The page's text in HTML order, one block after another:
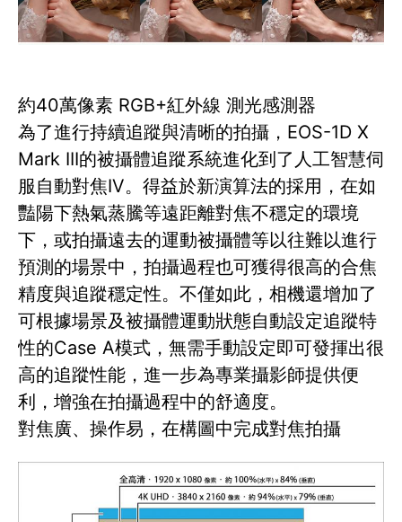
約40萬像素 RGB+紅外線 測光感測器
為了進行持續追蹤與清晰的拍攝，EOS-1D X
Mark III的被攝體追蹤系統進化到了人工智慧伺
服自動對焦IV。得益於新演算法的採用，在如
豔陽下熱氣蒸騰等遠距離對焦不穩定的環境
下，或拍攝遠去的運動被攝體等以往難以進行
預測的場景中，拍攝過程也可獲得很高的合焦
精度與追蹤穩定性。不僅如此，相機還增加了
可根據場景及被攝體運動狀態自動設定追蹤特
性的Case A模式，無需手動設定即可發揮出很
高的追蹤性能，進一步為專業攝影師提供便
利，增強在拍攝過程中的舒適度。
對焦廣、操作易，在構圖中完成對焦拍攝